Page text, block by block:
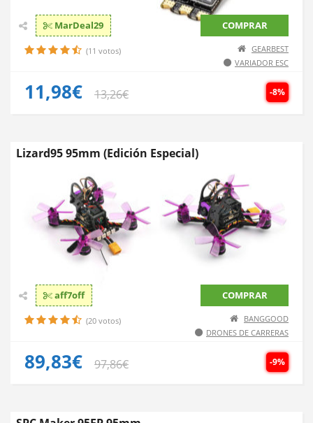
MarDeal29 COMPRAR
(11 votos)
GEARBEST
VARIADOR ESC
-8%
11,98€ 13,26€
Lizard95 95mm (Edición Especial)
aff7off COMPRAR
(20 votos)
BANGGOOD
DRONES DE CARRERAS
-9%
89,83€ 97,86€